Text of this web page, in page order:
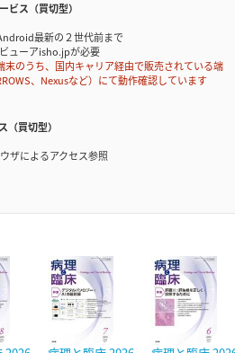
ビス（買切型）
最新の２世代前まで
ューアisho.jpが必要
のうち、国内キャリア経由で販売されている端
、Nexusなど）にて動作確認しています
（買切型）
ザによるアクセス参照